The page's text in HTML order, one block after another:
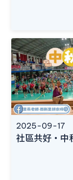
2025-09-17
社區共好・中